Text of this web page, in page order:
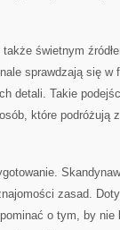
świetnym
sprawdzają się
detali. Takie
które podróżują
zasad.
o tym, by nie